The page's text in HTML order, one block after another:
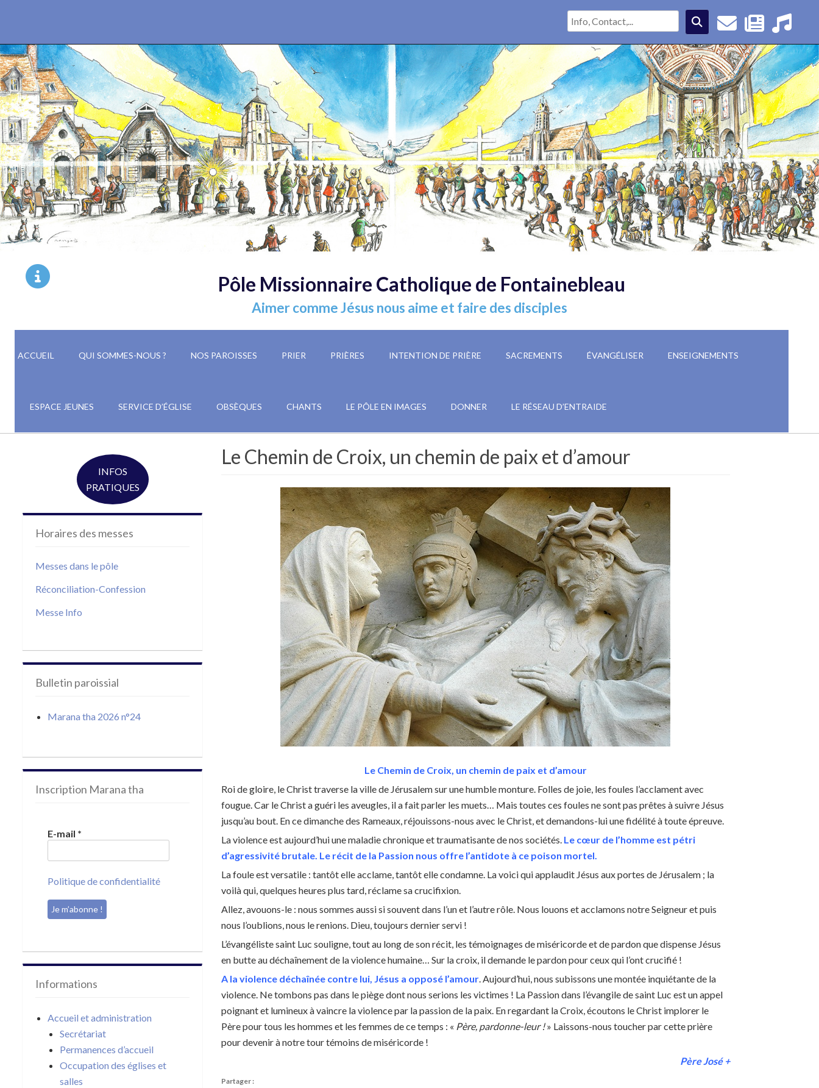
Pôle Missionnaire Catholique de Fontainebleau
Aimer comme Jésus nous aime et faire des disciples
ACCUEIL QUI SOMMES-NOUS ? NOS PAROISSES PRIER PRIÈRES INTENTION DE PRIÈRE SACREMENTS ÉVANGÉLISER ENSEIGNEMENTS
ESPACE JEUNES SERVICE D’ÉGLISE OBSÈQUES CHANTS LE PÔLE EN IMAGES DONNER LE RÉSEAU D’ENTRAIDE
INFOS
PRATIQUES
Horaires des messes
Messes dans le pôle
Réconciliation-Confession
Messe Info
Bulletin paroissial
Marana tha 2026 n°24
Inscription Marana tha
E-mail *
Politique de confidentialité
Informations
Accueil et administration
Secrétariat
Permanences d’accueil
Occupation des églises et
salles
Le Chemin de Croix, un chemin de paix et d’amour
Le Chemin de Croix, un chemin de paix et d’amour
Roi de gloire, le Christ traverse la ville de Jérusalem sur une humble monture. Folles de joie, les foules l’acclament avec
fougue. Car le Christ a guéri les aveugles, il a fait parler les muets… Mais toutes ces foules ne sont pas prêtes à suivre Jésus
jusqu’au bout. En ce dimanche des Rameaux, réjouissons-nous avec le Christ, et demandons-lui une fidélité à toute épreuve.
La violence est aujourd’hui une maladie chronique et traumatisante de nos sociétés. Le cœur de l’homme est pétri
d’agressivité brutale. Le récit de la Passion nous offre l’antidote à ce poison mortel.
La foule est versatile : tantôt elle acclame, tantôt elle condamne. La voici qui applaudit Jésus aux portes de Jérusalem ; la
voilà qui, quelques heures plus tard, réclame sa crucifixion.
Allez, avouons-le : nous sommes aussi si souvent dans l’un et l’autre rôle. Nous louons et acclamons notre Seigneur et puis
nous l’oublions, nous le renions. Dieu, toujours dernier servi !
L’évangéliste saint Luc souligne, tout au long de son récit, les témoignages de miséricorde et de pardon que dispense Jésus
en butte au déchaînement de la violence humaine… Sur la croix, il demande le pardon pour ceux qui l’ont crucifié !
A la violence déchaînée contre lui, Jésus a opposé l’amour . Aujourd’hui, nous subissons une montée inquiétante de la
violence. Ne tombons pas dans le piège dont nous serions les victimes ! La Passion dans l’évangile de saint Luc est un appel
poignant et lumineux à vaincre la violence par la passion de la paix. En regardant la Croix, écoutons le Christ implorer le
Père pour tous les hommes et les femmes de ce temps : « Père, pardonne-leur !» Laissons-nous toucher par cette prière
pour devenir à notre tour témoins de miséricorde !
Père José +
Partager :